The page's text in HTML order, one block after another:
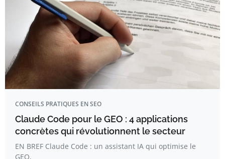
CONSEILS PRATIQUES EN SEO
Claude Code pour le GEO : 4 applications
concrètes qui révolutionnent le secteur
EN BREF Claude Code : un assistant IA qui optimise le
GEO.